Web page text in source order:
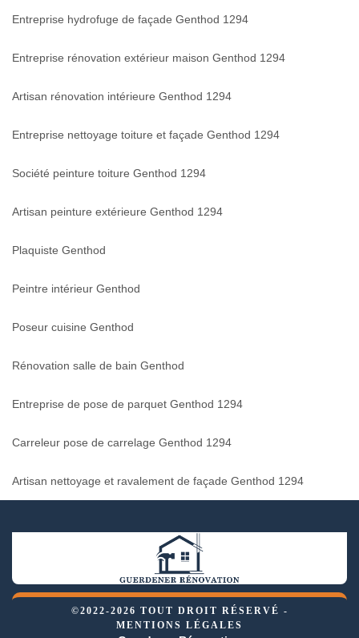
Entreprise hydrofuge de façade Genthod 1294
Entreprise rénovation extérieur maison Genthod 1294
Artisan rénovation intérieure Genthod 1294
Entreprise nettoyage toiture et façade Genthod 1294
Société peinture toiture Genthod 1294
Artisan peinture extérieure Genthod 1294
Plaquiste Genthod
Peintre intérieur Genthod
Poseur cuisine Genthod
Rénovation salle de bain Genthod
Entreprise de pose de parquet Genthod 1294
Carreleur pose de carrelage Genthod 1294
Artisan nettoyage et ravalement de façade Genthod 1294
©2022-2026 TOUT DROIT RÉSERVÉ -
MENTIONS LÉGALES